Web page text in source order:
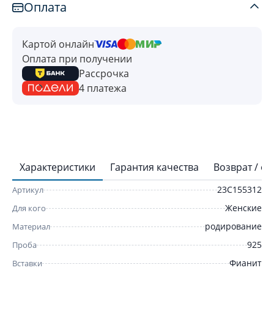
Оплата
Картой онлайн
Оплата при получении
Рассрочка
4 платежа
Характеристики Гарантия качества Возврат /
Артикул 23С155312
Для кого Женские
Материал родирование
Проба 925
Вставки Фианит